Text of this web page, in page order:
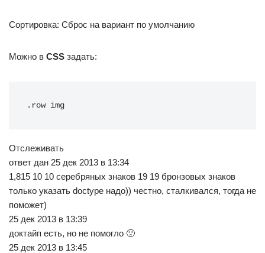
Сортировка: Сброс на вариант по умолчанию
Можно в CSS задать:
.row img
Отслеживать
ответ дан 25 дек 2013 в 13:34
1,815 10 10 серебряных знаков 19 19 бронзовых знаков
только указать doctype надо)) честно, сталкивался, тогда не
поможет)
25 дек 2013 в 13:39
доктайп есть, но не помогло 🙁
25 дек 2013 в 13:45